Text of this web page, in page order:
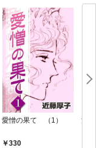
（
愛憎の果て （1）
330
淫